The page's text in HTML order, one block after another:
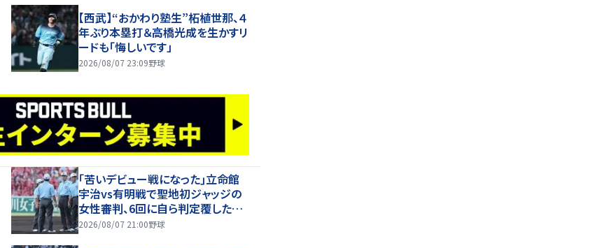
【西武】“おかわり塾生”柘植世那、４
年ぶり本塁打＆高橋光成を生かすリ
ードも「悔しいです」
2026/08/07 23:09野球
｢苦いデビュー戦になった｣立命館
宇治vs有明戦で聖地初ジャッジの
女性審判、6回に自ら判定覆したプ
レーを謝罪【26年夏甲子園】
2026/08/07 21:00野球